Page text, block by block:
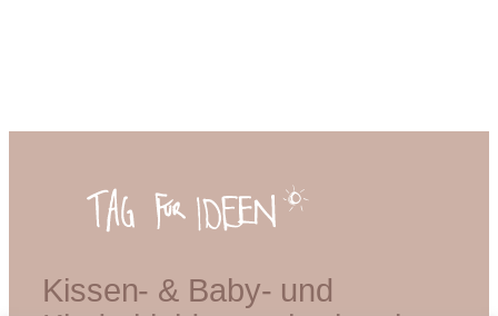
Kissen- & Baby- und